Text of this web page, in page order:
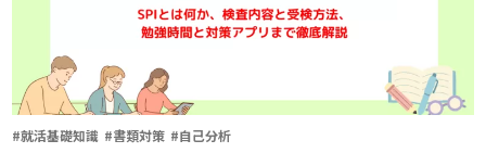
#就活基礎知識 #書類対策 #自己分析